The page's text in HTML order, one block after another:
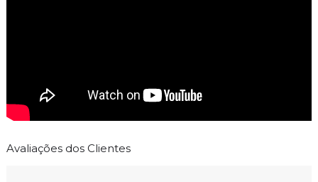
Avaliações dos Clientes